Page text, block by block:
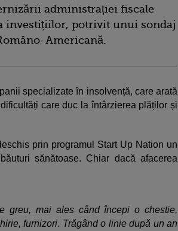
administrației fiscale
investițiilor, potrivit unui sondaj
Americană.
specializate în insolvență, care arată
care duc la întârzierea plăților și
prin programul Start Up Nation un
sănătoase. Chiar dacă afacerea
greu, mai ales când începi o chestie,
furnizori. Trăgând o linie după un an